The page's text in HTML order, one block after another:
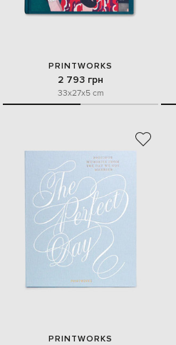
PRINTWORKS
2 793 грн
33x27x5 cm
PRINTWORKS